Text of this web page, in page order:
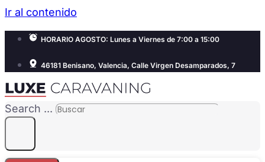
Ir al contenido
HORARIO AGOSTO: Lunes a Viernes de 7:00 a 15:00
46181 Benisano, Valencia, Calle Virgen Desamparados, 7
Search ...